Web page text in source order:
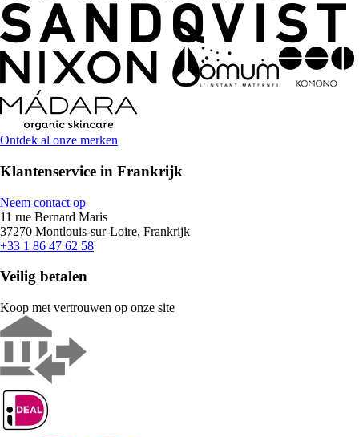
Ontdek al onze merken
Klantenservice in Frankrijk
Neem contact op
11 rue Bernard Maris
37270 Montlouis-sur-Loire, Frankrijk
+33 1 86 47 62 58
Veilig betalen
Koop met vertrouwen op onze site